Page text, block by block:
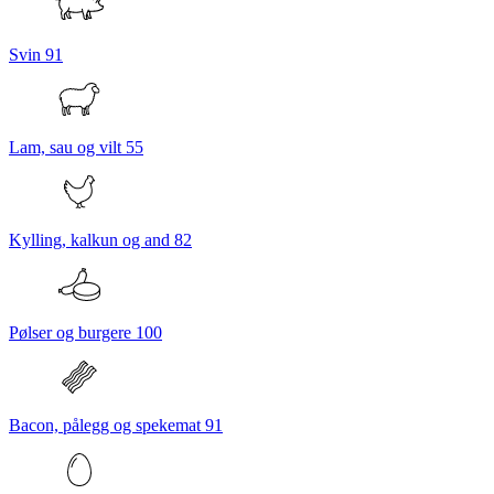
Svin 91
Lam, sau og vilt 55
Kylling, kalkun og and 82
Pølser og burgere 100
Bacon, pålegg og spekemat 91